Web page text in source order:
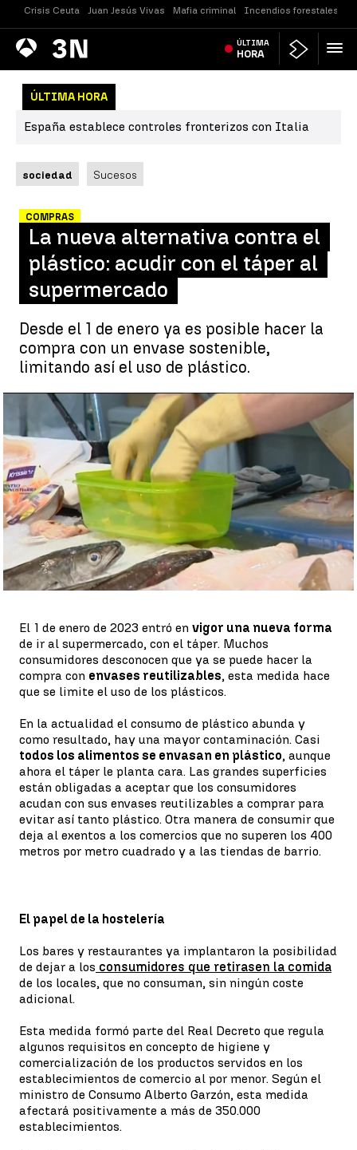
Crisis Ceuta Juan Jesús Vivas Mafia criminal Incendios forestales
Antena
3 Noticias ÚLTIMA
HORA
ÚLTIMA HORA
España establece controles fronterizos con Italia
sociedad Sucesos
COMPRAS
La nueva alternativa contra el
plástico: acudir con el táper al
supermercado
Desde el 1 de enero ya es posible hacer la
compra con un envase sostenible,
limitando así el uso de plástico.
A la compra con envases reutilizables | Antena 3 Noticias
Eva Navarro
Publicado:23 de enero de 2023, 17:38
WhatsappFacebook
X Linkedin
El 1 de enero de 2023 entró en vigor una nueva forma
de ir al supermercado, con el táper. Muchos
consumidores desconocen que ya se puede hacer la
compra con envases reutilizables, esta medida hace
que se limite el uso de los plásticos.
En la actualidad el consumo de plástico abunda y
como resultado, hay una mayor contaminación. Casi
todos los alimentos se envasan en plástico, aunque
ahora el táper le planta cara. Las grandes superficies
están obligadas a aceptar que los consumidores
acudan con sus envases reutilizables a comprar para
evitar así tanto plástico. Otra manera de consumir que
deja al exentos a los comercios que no superen los 400
metros por metro cuadrado y a las tiendas de barrio.
El papel de la hostelería
Los bares y restaurantes ya implantaron la posibilidad
de dejar a los consumidores que retirasen la comida
de los locales, que no consuman, sin ningún coste
adicional.
Esta medida formó parte del Real Decreto que regula
algunos requisitos en concepto de higiene y
comercialización de los productos servidos en los
establecimientos de comercio al por menor. Según el
ministro de Consumo Alberto Garzón, esta medida
afectará positivamente a más de 350.000
establecimientos.